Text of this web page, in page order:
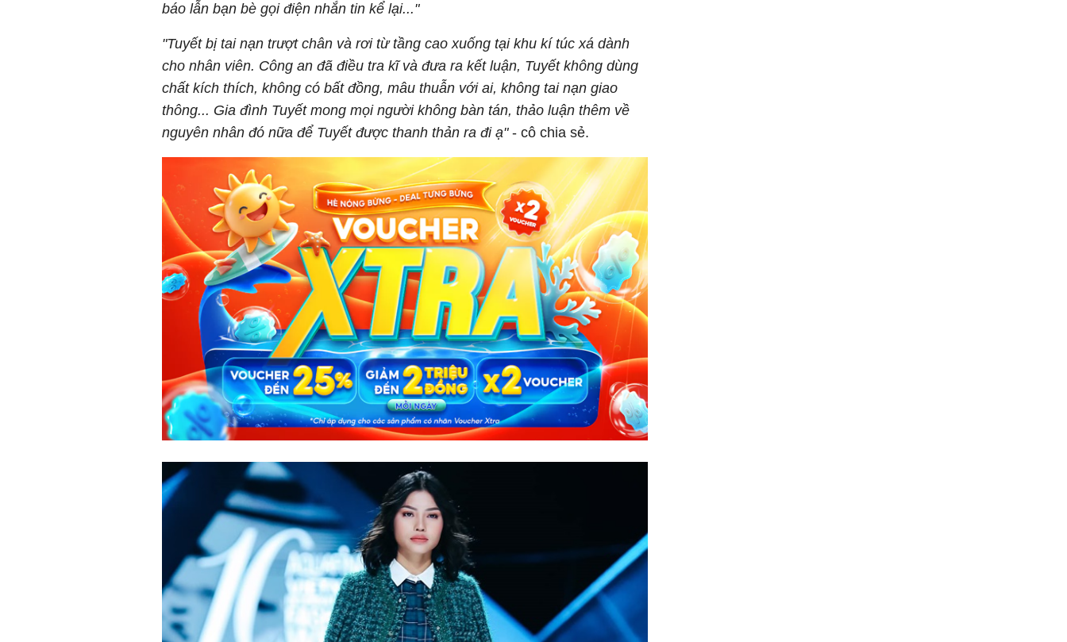
báo lẫn bạn bè gọi điện nhắn tin kể lại..."
"Tuyết bị tai nạn trượt chân và rơi từ tầng cao xuống tại khu kí túc xá dành
cho nhân viên. Công an đã điều tra kĩ và đưa ra kết luận, Tuyết không dùng
chất kích thích, không có bất đồng, mâu thuẫn với ai, không tai nạn giao
thông... Gia đình Tuyết mong mọi người không bàn tán, thảo luận thêm về
nguyên nhân đó nữa để Tuyết được thanh thản ra đi ạ"- cô chia sẻ.